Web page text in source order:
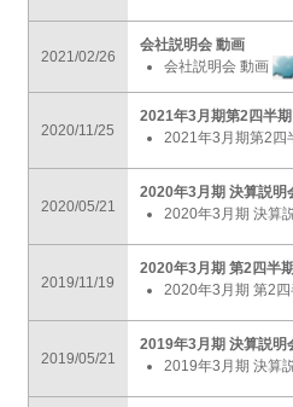
2021/02/26
会社説明会 動画
会社説明会 動画
2020/11/25
2021年3月期第2四半
2021年3月期第2四
2020/05/21
2020年3月期 決算説明
2020年3月期 決算
2019/11/19
2020年3月期 第2四半
2020年3月期 第2
2019/05/21
2019年3月期 決算説明
2019年3月期 決算